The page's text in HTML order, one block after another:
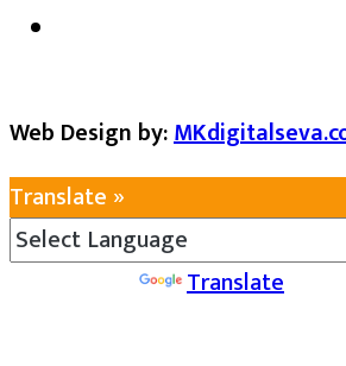
Web Design by:
Translate »
Translate